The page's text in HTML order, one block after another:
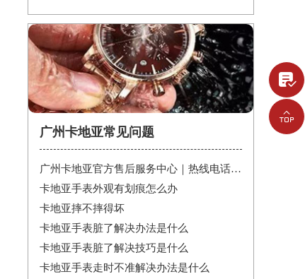
广州卡地亚常见问题
广州卡地亚官方售后服务中心｜热线电话与网点地址权威信息公示（2026年6月最新）
卡地亚手表外观有划痕怎么办
卡地亚摔不摔得坏
卡地亚手表脏了解决办法是什么
卡地亚手表脏了解决技巧是什么
卡地亚手表走时不准解决办法是什么

